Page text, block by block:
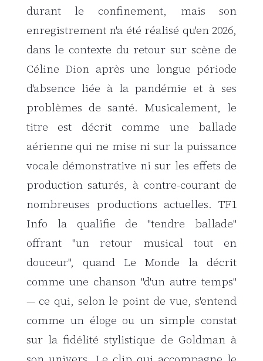
durant le confinement, mais son
enregistrement n'a été réalisé qu'en 2026,
dans le contexte du retour sur scène de
Céline Dion après une longue période
d'absence liée à la pandémie et à ses
problèmes de santé. Musicalement, le
titre est décrit comme une ballade
aérienne qui ne mise ni sur la puissance
vocale démonstrative ni sur les effets de
production saturés, à contre-courant de
nombreuses productions actuelles. TF1
Info la qualifie de "tendre ballade"
offrant "un retour musical tout en
douceur", quand Le Monde la décrit
comme une chanson "d'un autre temps"
— ce qui, selon le point de vue, s'entend
comme un éloge ou un simple constat
sur la fidélité stylistique de Goldman à